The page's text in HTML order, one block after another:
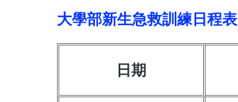
大學部新生急救訓練日程表
日期